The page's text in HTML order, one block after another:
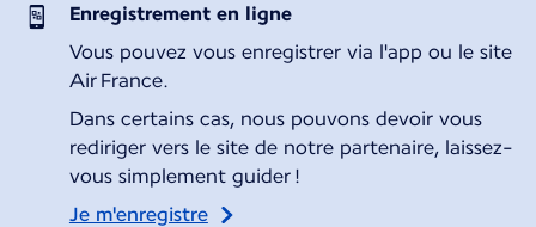
Enregistrement en ligne
Vous pouvez vous enregistrer via l'app ou le site
Air France.
Dans certains cas, nous pouvons devoir vous
rediriger vers le site de notre partenaire, laissez-
vous simplement guider !
Je m'enregistre